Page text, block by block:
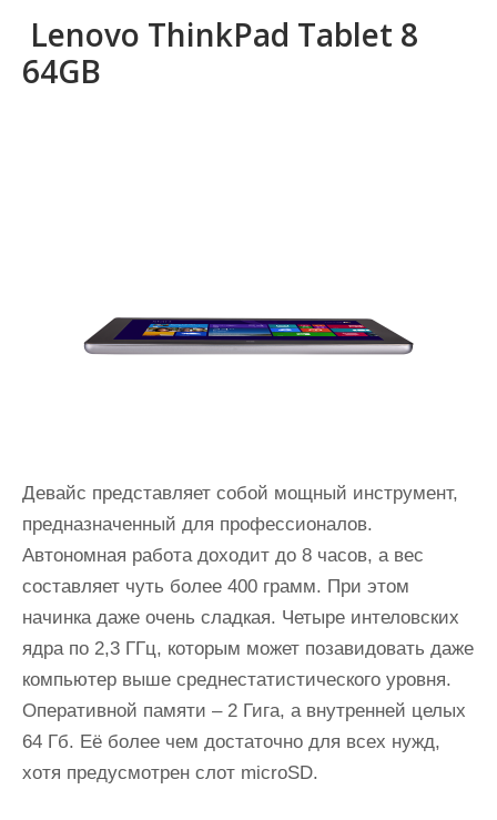
Lenovo ThinkPad Tablet 8
64GB
Девайс представляет собой мощный инструмент,
предназначенный для профессионалов.
Автономная работа доходит до 8 часов, а вес
составляет чуть более 400 грамм. При этом
начинка даже очень сладкая. Четыре интеловских
ядра по 2,3 ГГц, которым может позавидовать даже
компьютер выше среднестатистического уровня.
Оперативной памяти – 2 Гига, а внутренней целых
64 Гб. Её более чем достаточно для всех нужд,
хотя предусмотрен слот microSD.